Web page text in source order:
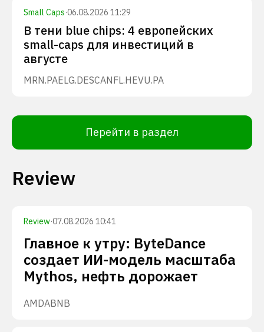
Small Caps·06.08.2026 11:29
В тени blue chips: 4 европейских
small-caps для инвестиций в
августе
MRN.PAELG.DESCANFL.HEVU.PA
Перейти в раздел
Review
Review·07.08.2026 10:41
Главное к утру: ByteDance
создает ИИ-модель масштаба
Mythos, нефть дорожает
AMDABNB